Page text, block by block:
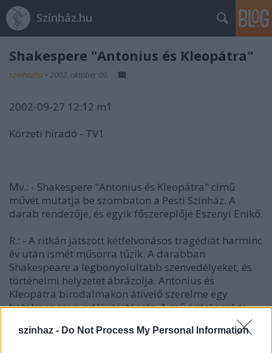
szinhaz - Do Not Process My Personal Information
Színház.hu
Shakespere "Antonius és Kleopátra"
szinhazhu • 2002. október 09.
2002-09-27 12:12 m1
Körzeti híradó - TV1
Mv.: - Shakespere "Antonius és Kleopátra" című
művét mutatja be szombaton a Pesti Színház. A
darab rendezője, és egyik főszereplője Eszenyi Enikő.
R.: - A ritkán játszott kétfelvonásos tragédiát harminc
év után ismét műsorra tűzik. A darabban
Shakespeare a legbonyolultabb szenvedélyeket, és
történelmi helyzetet ábrázolja. Antonius és
Kleopátra birodalmakon átívelő szerelme egy
hatalmas szenvedély története. A mű érdekessége,
hogy Eszenyi Enikő egyszerre rendez, és Kleopátra
bőrébe is bújik.